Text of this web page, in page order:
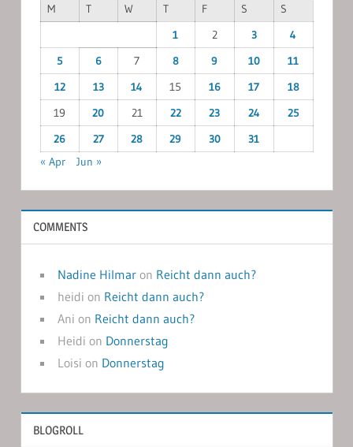
M T W T F S
S
1
2 3
4
5
6 7 8 9 10
11
12
13 14 15 16 17
18
19
20 21 22 23 24
25
26
27 28 29 30
31
« Apr
Jun »
COMMENTS
Nadine Hilmaron Reicht dann auch?
heidi on Reicht dann auch?
Ani on Reicht dann auch?
Heidi on Donnerstag
Loisi on Donnerstag
BLOGROLL